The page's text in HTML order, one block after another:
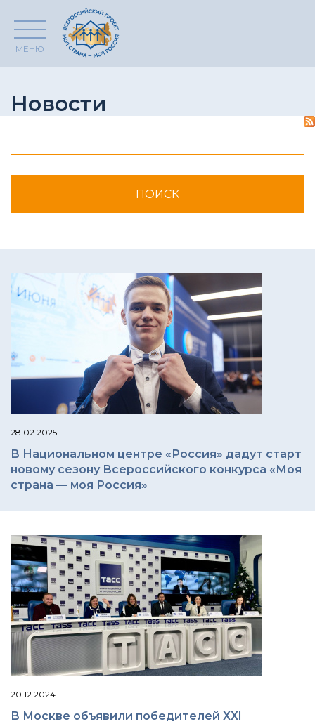
МЕНЮ
Новости
28.02.2025
В Национальном центре «Россия» дадут старт
новому сезону Всероссийского конкурса «Моя
страна — моя Россия»
20.12.2024
В Москве объявили победителей ХХI